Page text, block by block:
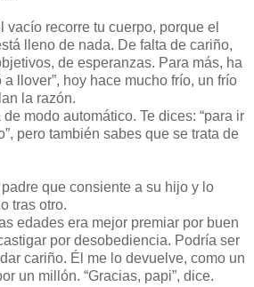
vacío recorre tu cuerpo, porque el
lleno de nada. De falta de cariño,
de esperanzas. Para más, ha
a llover”, hoy hace mucho frío, un frío
la razón.
modo automático. Te dices: “para ir
pero también sabes que se trata de
que consiente a su hijo y lo
tras otro.
edades era mejor premiar por buen
por desobediencia. Podría ser
cariño. Él me lo devuelve, como un
un millón. “Gracias, papi”, dice.